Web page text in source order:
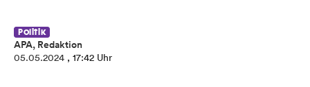
Politik
APA, Redaktion
05.05.2024 , 17:42 Uhr